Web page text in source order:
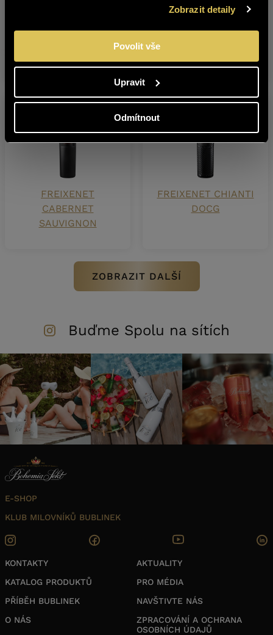
Zobrazit detaily
Povolit vše
Upravit
Odmítnout
FREIXENET
CABERNET
SAUVIGNON
FREIXENET CHIANTI
DOCG
ZOBRAZIT DALŠÍ
Buďme Spolu na sítích
E-SHOP
KLUB MILOVNÍKŮ BUBLINEK
KONTAKTY
KATALOG PRODUKTŮ
PŘÍBĚH BUBLINEK
O NÁS
AKTUALITY
PRO MÉDIA
NAVŠTIVTE NÁS
ZPRACOVÁNÍ A OCHRANA
OSOBNÍCH ÚDAJŮ